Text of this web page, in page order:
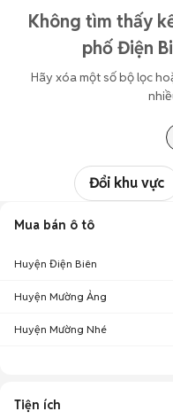
Không tìm thấy
phố Điện
Hãy xóa một số bộ lọc
Đổi khu vực
Mua bán ô tô
Huyện Điện Biên
Huyện Mường Ảng
Huyện Mường Nhé
Tiện ích